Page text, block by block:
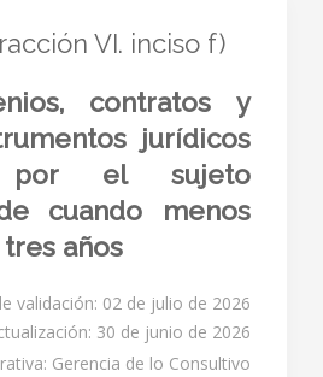
VI. inciso f)
contratos y
jurídicos
por el sujeto
cuando menos
años
validación: 02 de julio de 2026
30 de junio de 2026
Gerencia de lo Consultivo